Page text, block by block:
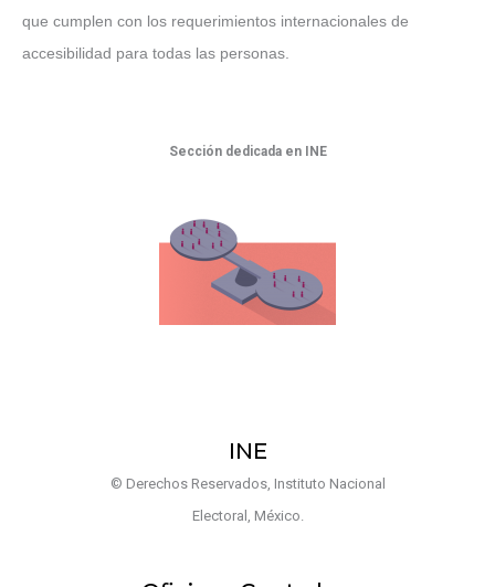
que cumplen con los requerimientos internacionales de
accesibilidad para todas las personas.
Sección dedicada en INE
INE
© Derechos Reservados, Instituto Nacional
Electoral, México.